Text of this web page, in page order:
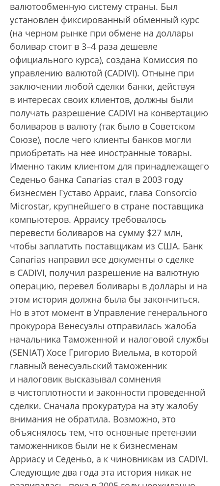
валютообменную систему страны. Был
установлен фиксированный обменный курс
(на черном рынке при обмене на доллары
боливар стоит в 3–4 раза дешевле
официального курса), создана Комиссия по
управлению валютой (CADIVI). Отныне при
заключении любой сделки банки, действуя
в интересах своих клиентов, должны были
получать разрешение CADIVI на конвертацию
боливаров в валюту (так было в Советском
Союзе), пос­ле чего клиенты банков могли
приобретать на нее иностранные товары.
Именно таким клиентом для принадлежащего
Седеньо банка Canarias стал в 2003 году
бизнесмен Густаво Арраис, глава Consorcio
Microstar, крупнейшего в стране поставщика
компьютеров. Арраису требовалось
перевести боливаров на сумму $27 млн,
чтобы заплатить поставщикам из США. Банк
Canarias направил все документы о сделке
в CADIVI, получил разрешение на валютную
операцию, перевел боливары в доллары и на
этом история должна была бы закончиться.
Но в этот момент в Управление генерального
прокурора Венесуэлы отправилась жалоба
начальника Таможенной и налоговой службы
(SENIAТ) Хосе Григорио Виельма, в которой
главный венесуэльский таможенник
и налоговик высказывал сомнения
в чистоплотности и законности проведенной
сделки. Сначала прокуратура на эту жалобу
внимания не обратила. Возможно, это
объяснялось тем, что основные претензии
таможенников были не к бизнесменам
Арриасу и Седеньо, а к чиновникам из CADIVI.
Следующие два года эта история никак не